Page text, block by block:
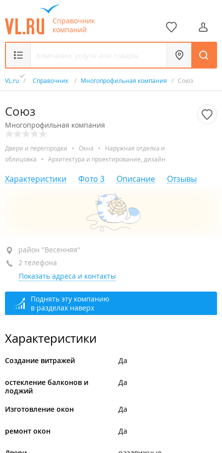
Справочник
компаний
VL.ru / Справочник / Многопрофильная компания / Союз
Союз
Многопрофильная компания
Двери и перегородки • Окна •
Наружная отделка и
облицовка
• Архитектура и проектирование, дизайн
Характеристики Фото 3 Описание Отзывы
район "Весенняя", ул. ВИР, 12
+7 (423) 252-99-88
+7 (423) 200-13-78
сегодня закрыто
район "Весенняя"
2 телефона
Показать адреса и контакты
Поднять эту компанию
в разделах наверх
Характеристики
Создание витражей Да
остекление балконов и
лоджий
Да
Изготовление окон Да
ремонт окон Да